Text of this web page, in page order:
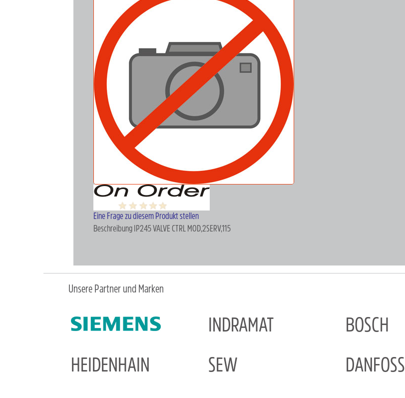
Eine Frage zu diesem Produkt stellen
Beschreibung IP245 VALVE CTRL MOD,2SERV,115
Unsere Partner und Marken
INDRAMAT BOSCH
HEIDENHAIN
SEW DANFOSS